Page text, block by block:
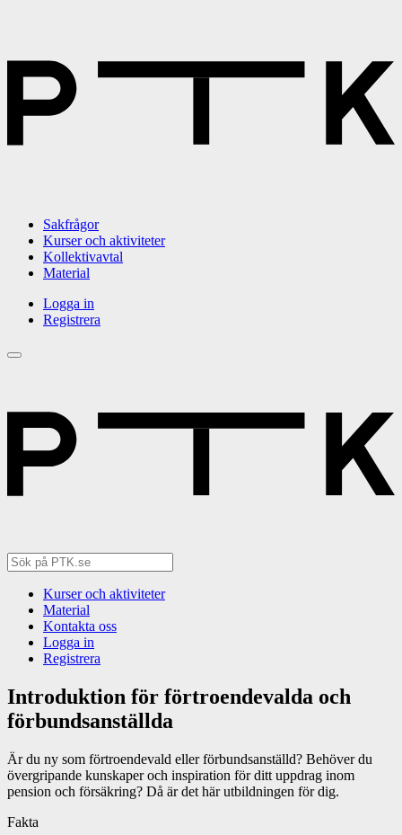
Sakfrågor
Kurser och aktiviteter
Kollektivavtal
Material
Logga in
Registrera
Kurser och aktiviteter
Material
Kontakta oss
Logga in
Registrera
Introduktion för förtroendevalda och
förbundsanställda
Är du ny som förtroendevald eller förbundsanställd? Behöver du
övergripande kunskaper och inspiration för ditt uppdrag inom
pension och försäkring? Då är det här utbildningen för dig.
Fakta